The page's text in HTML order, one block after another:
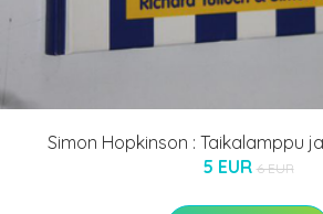
Simon Hopkinson : Taikalamppu
5 EUR 6 EUR